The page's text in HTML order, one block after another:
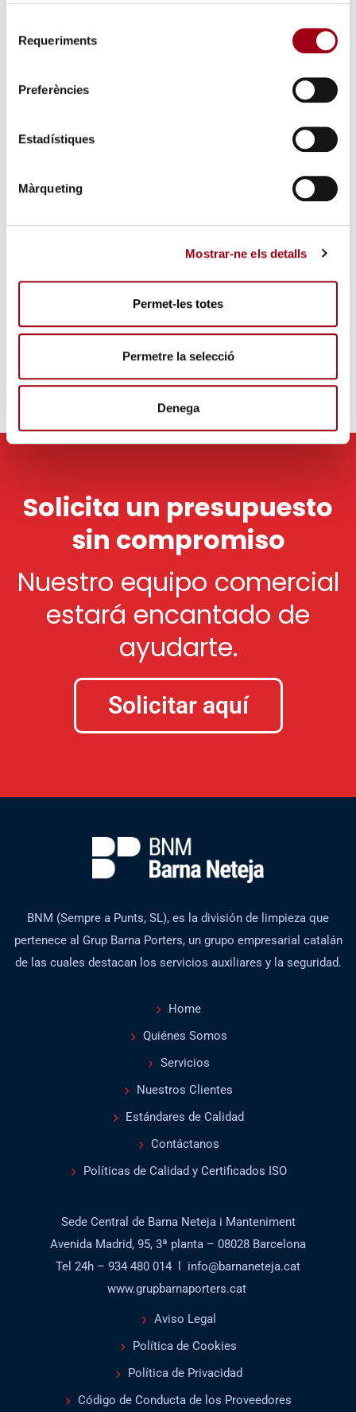
Requeriments
Preferències
Estadístiques
Màrqueting
Mostrar-ne els detalls
Permet-les totes
Permetre la selecció
Denega
Solicita un presupuesto
sin compromiso
Nuestro equipo comercial
estará encantado de
ayudarte.
Solicitar aquí
BNM (Sempre a Punts, SL), es la división de limpieza que
pertenece al Grup Barna Porters, un grupo empresarial catalán
de las cuales destacan los servicios auxiliares y la seguridad.
Home
Quiénes Somos
Servicios
Nuestros Clientes
Estándares de Calidad
Contáctanos
Políticas de Calidad y Certificados ISO
Sede Central de Barna Neteja i Manteniment
Avenida Madrid, 95, 3ª planta – 08028 Barcelona
Tel 24h – 934 480 014 l info@barnaneteja.cat
www.grupbarnaporters.cat
Aviso Legal
Política de Cookies
Política de Privacidad
Código de Conducta de los Proveedores